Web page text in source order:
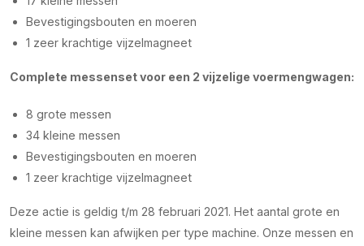
Bevestigingsbouten en moeren
1 zeer krachtige vijzelmagneet
Complete messenset voor een 2 vijzelige voermengwagen:
8 grote messen
34 kleine messen
Bevestigingsbouten en moeren
1 zeer krachtige vijzelmagneet
Deze actie is geldig t/m 28 februari 2021. Het aantal grote en
kleine messen kan afwijken per type machine. Onze messen en